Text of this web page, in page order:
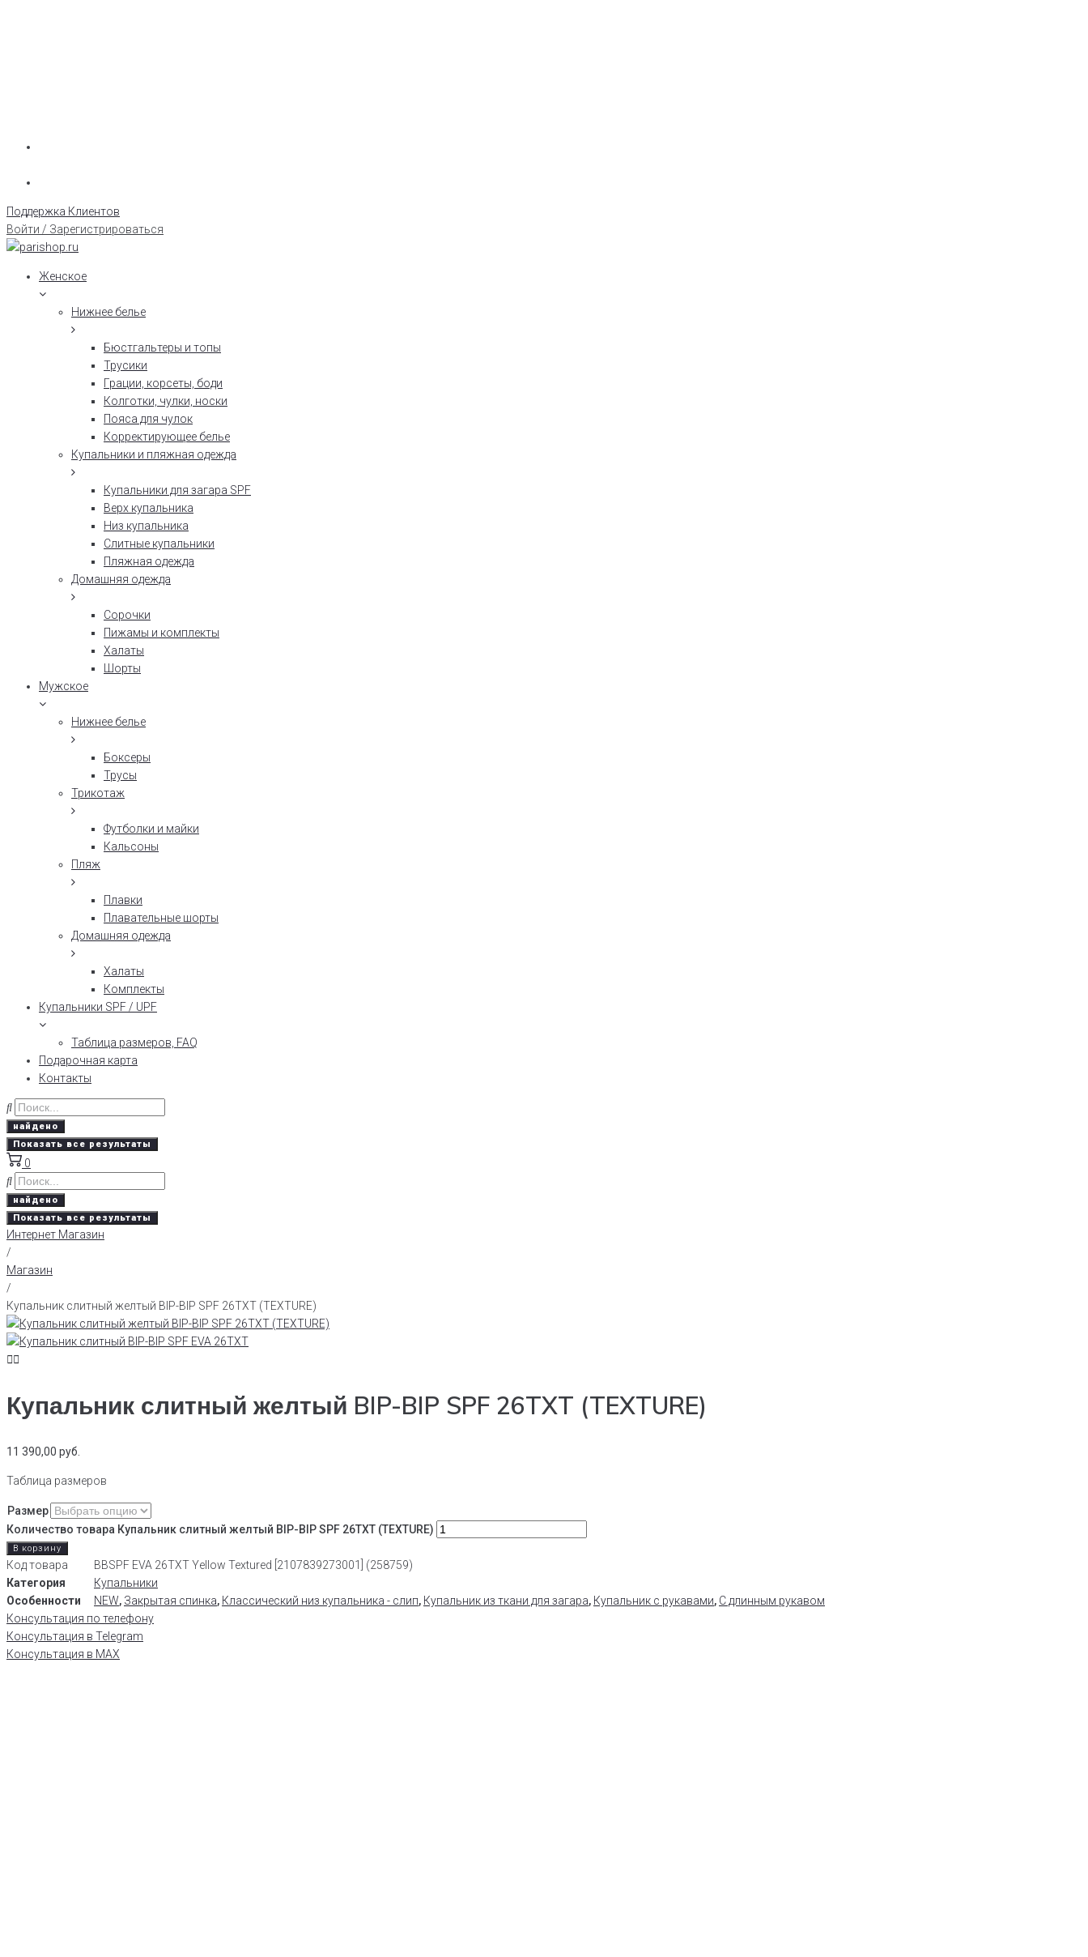
Поддержка Клиентов
Войти / Зарегистрироваться
Женское
Нижнее белье
Бюстгальтеры и топы
Трусики
Грации, корсеты, боди
Колготки, чулки, носки
Пояса для чулок
Корректирующее белье
Купальники и пляжная одежда
Купальники для загара SPF
Верх купальника
Низ купальника
Слитные купальники
Пляжная одежда
Домашняя одежда
Сорочки
Пижамы и комплекты
Халаты
Шорты
Мужское
Нижнее белье
Боксеры
Трусы
Трикотаж
Футболки и майки
Кальсоны
Пляж
Плавки
Плавательные шорты
Домашняя одежда
Халаты
Комплекты
Купальники SPF / UPF
Таблица размеров, FAQ
Подарочная карта
Контакты
найдено
Показать все результаты
0
найдено
Показать все результаты
Интернет Магазин
/
Магазин
/
Купальник слитный желтый BIP-BIP SPF 26TXT (TEXTURE)
Купальник слитный желтый BIP-BIP SPF 26TXT (TEXTURE)
11 390,00 руб.
Таблица размеров
Размер
Количество товара Купальник слитный желтый BIP-BIP SPF 26TXT (TEXTURE)
В корзину
Код товара
BBSPF EVA 26TXT Yellow Textured [2107839273001] (258759)
Категория
Купальники
Особенности
NEW, Закрытая спинка, Классический низ купальника - слип, Купальник из ткани для загара, Купальник с рукавами, С длинным рукавом
Консультация по телефону
Консультация в Telegram
Консультация в MAX